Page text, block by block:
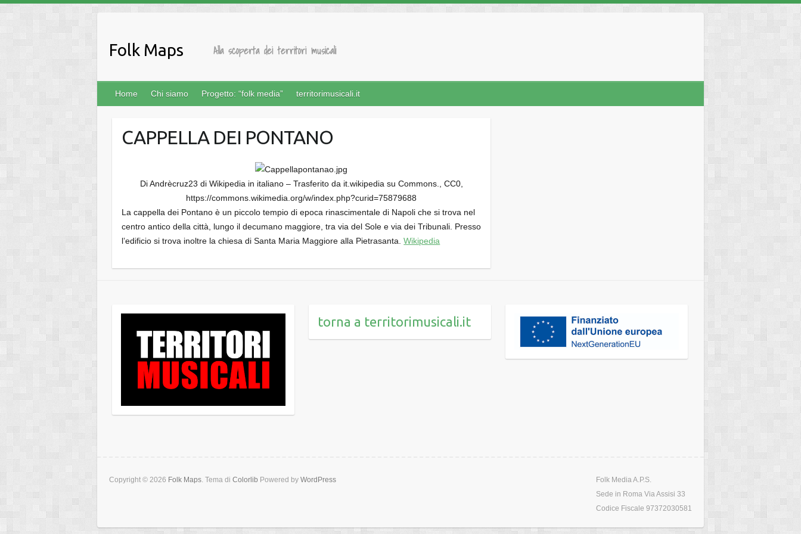
contenuto
Folk Maps Alla scoperta dei territori musicali
Home Chi siamo Progetto: “folk media” territorimusicali.it
CAPPELLA DEI PONTANO
Di Andrècruz23 di Wikipedia in italiano – Trasferito da it.wikipedia su Commons., CC0,
https://commons.wikimedia.org/w/index.php?curid=75879688
La cappella dei Pontano è un piccolo tempio di epoca rinascimentale di Napoli che si trova nel
centro antico della città, lungo il decumano maggiore, tra via del Sole e via dei Tribunali. Presso
l’edificio si trova inoltre la chiesa di Santa Maria Maggiore alla Pietrasanta.Wikipedia
torna a territorimusicali.it
Copyright © 2026 Folk Maps. Tema di Colorlib Powered by WordPress
Folk Media A.P.S.
Sede in Roma Via Assisi 33
Codice Fiscale 97372030581